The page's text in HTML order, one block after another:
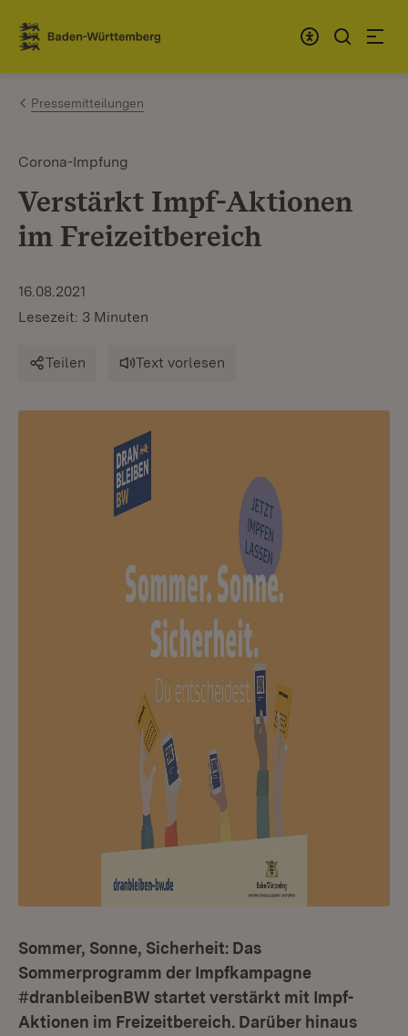
Zum Inhalt springen
Link zur Startseite
Pressemitteilungen
Corona-Impfung
Verstärkt Impf-Aktionen
im Freizeitbereich
16.08.2021
Lesezeit: 3 Minuten
Teilen Text vorlesen
Sommer, Sonne, Sicherheit: Das
Sommerprogramm der Impfkampagne
#dranbleibenBW startet verstärkt mit Impf-
Aktionen im Freizeitbereich. Darüber hinaus